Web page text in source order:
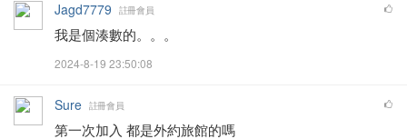
Jagd7779 註冊會員
我是個湊數的。。。
2024-8-19 23:50:08
Sure 註冊會員
第一次加入 都是外約旅館的嗎